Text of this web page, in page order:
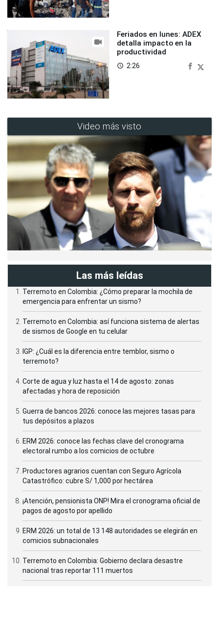
Feriados en lunes: ADEX
detalla impacto en la
productividad
access_time 2:26
Video más visto
Las más leídas
Terremoto en Colombia: ¿Cómo preparar la mochila de
emergencia para enfrentar un sismo?
Terremoto en Colombia: así funciona sistema de alertas
de sismos de Google en tu celular
IGP: ¿Cuál es la diferencia entre temblor, sismo o
terremoto?
Corte de agua y luz hasta el 14 de agosto: zonas
afectadas y hora de reposición
Guerra de bancos 2026: conoce las mejores tasas para
tus depósitos a plazos
ERM 2026: conoce las fechas clave del cronograma
electoral rumbo a los comicios de octubre
Productores agrarios cuentan con Seguro Agrícola
Catastrófico: cubre S/ 1,000 por hectárea
¡Atención, pensionista ONP! Mira el cronograma oficial de
pagos de agosto por apellido
ERM 2026: un total de 13 148 autoridades se elegirán en
comicios subnacionales
Terremoto en Colombia: Gobierno declara desastre
nacional tras reportar 111 muertos